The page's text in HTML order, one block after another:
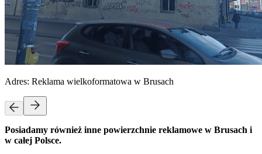
Adres: Reklama wielkoformatowa w Brusach
Posiadamy również inne powierzchnie reklamowe w Brusach i
w całej Polsce.